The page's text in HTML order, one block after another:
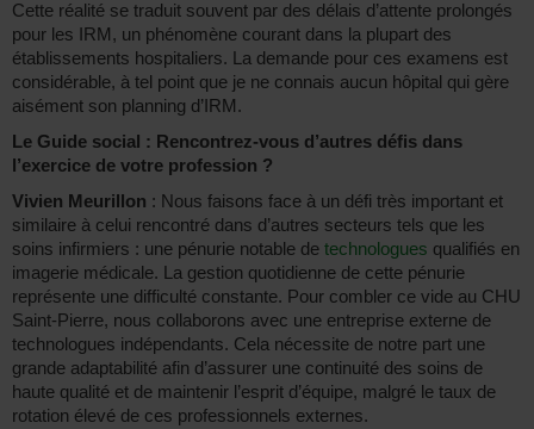
Cette réalité se traduit souvent par des délais d’attente prolongés
pour les IRM, un phénomène courant dans la plupart des
établissements hospitaliers. La demande pour ces examens est
considérable, à tel point que je ne connais aucun hôpital qui gère
aisément son planning d’IRM.
Le Guide social : Rencontrez-vous d’autres défis dans
l’exercice de votre profession ?
Vivien Meurillon : Nous faisons face à un défi très important et
similaire à celui rencontré dans d’autres secteurs tels que les
soins infirmiers : une pénurie notable de technologues qualifiés en
imagerie médicale. La gestion quotidienne de cette pénurie
représente une difficulté constante. Pour combler ce vide au CHU
Saint-Pierre, nous collaborons avec une entreprise externe de
technologues indépendants. Cela nécessite de notre part une
grande adaptabilité afin d’assurer une continuité des soins de
haute qualité et de maintenir l’esprit d’équipe, malgré le taux de
rotation élevé de ces professionnels externes.